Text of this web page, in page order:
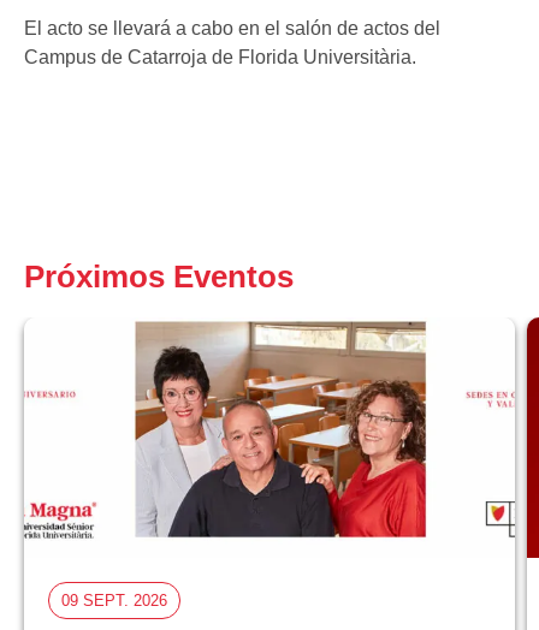
El acto se llevará a cabo en el salón de actos del
Campus de Catarroja de Florida Universitària.
Próximos Eventos
09 SEPT. 2026